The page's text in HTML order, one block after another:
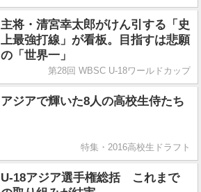
主将・清宮幸太郎がけん引する「史
上最強打線」が看板。目指すは悲願
の「世界一」
第28回 WBSC U-18ワールドカップ
アジアで輝いた8人の高校生侍たち
特集・2016高校生ドラフト
U-18アジア選手権総括 これまで